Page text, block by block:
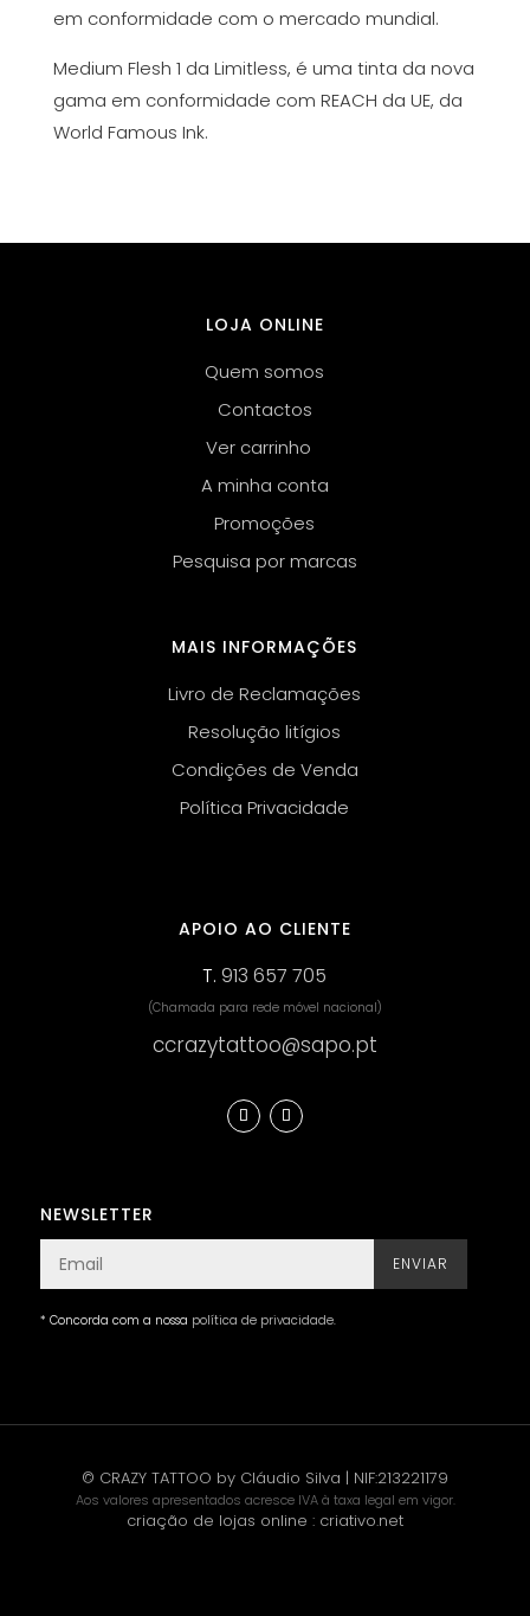
em conformidade com o mercado mundial.
Medium Flesh 1 da Limitless, é uma tinta da nova
gama em conformidade com REACH da UE, da
World Famous Ink.
LOJA ONLINE
Quem somos
Contactos
Ver carrinho
A minha conta
Promoções
Pesquisa por marcas
MAIS INFORMAÇÕES
Livro de Reclamações
Resolução litígios
Condições de Venda
Política Privacidade
APOIO AO CLIENTE
T.913 657 705
(Chamada para rede móvel nacional)
ccrazytattoo@sapo.pt
NEWSLETTER
ENVIAR
* Concorda com a nossa política de privacidade.
© CRAZY TATTOO by Cláudio Silva | NIF:213221179
Aos valores apresentados acresce IVA à taxa legal em vigor.
criação de lojas online : criativo.net